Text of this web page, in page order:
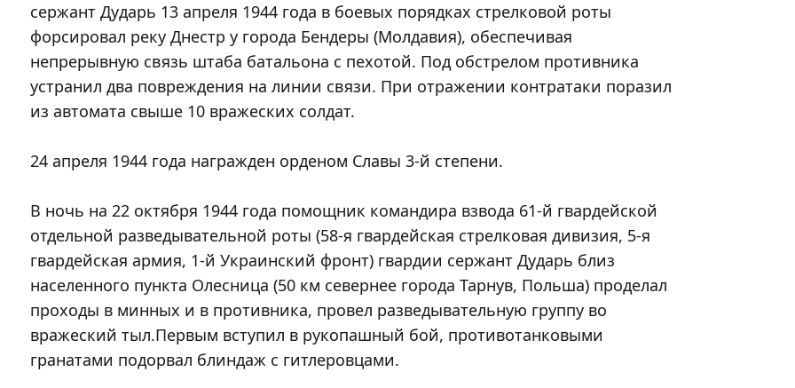
сержант Дударь 13 апреля 1944 года в боевых порядках стрелковой роты
форсировал реку Днестр у города Бендеры (Молдавия), обеспечивая
непрерывную связь штаба батальона с пехотой. Под обстрелом противника
устранил два повреждения на линии связи. При отражении контратаки поразил
из автомата свыше 10 вражеских солдат.
24 апреля 1944 года награжден орденом Славы 3-й степени.
В ночь на 22 октября 1944 года помощник командира взвода 61-й гвардейской
отдельной разведывательной роты (58-я гвардейская стрелковая дивизия, 5-я
гвардейская армия, 1-й Украинский фронт) гвардии сержант Дударь близ
населенного пункта Олесница (50 км севернее города Тарнув, Польша) проделал
проходы в минных и в противника, провел разведывательную группу во
вражеский тыл.Первым вступил в рукопашный бой, противотанковыми
гранатами подорвал блиндаж с гитлеровцами.